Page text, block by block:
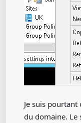
Je suis
du domaine. Le